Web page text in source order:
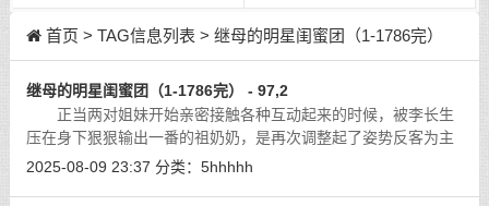
首页 > TAG信息列表 > 继母的明星闺蜜团（1-1786完）
继母的明星闺蜜团（1-1786完） - 97,2
正当两对姐妹开始亲密接触各种互动起来的时候，被李长生
压在身下狠狠输出一番的祖奶奶，是再次调整起了姿势反客为主
起来。[详细]
2025-08-09 23:37 分类： 5hhhhh